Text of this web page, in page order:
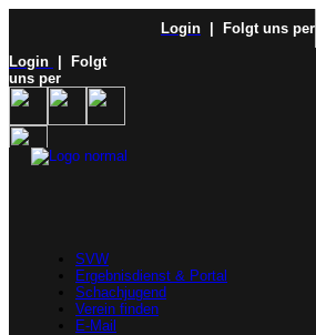
Login
| Folgt uns per
Login
| Folgt
uns per
SVW
Ergebnisdienst & Portal
Schachjugend
Verein finden
E-Mail